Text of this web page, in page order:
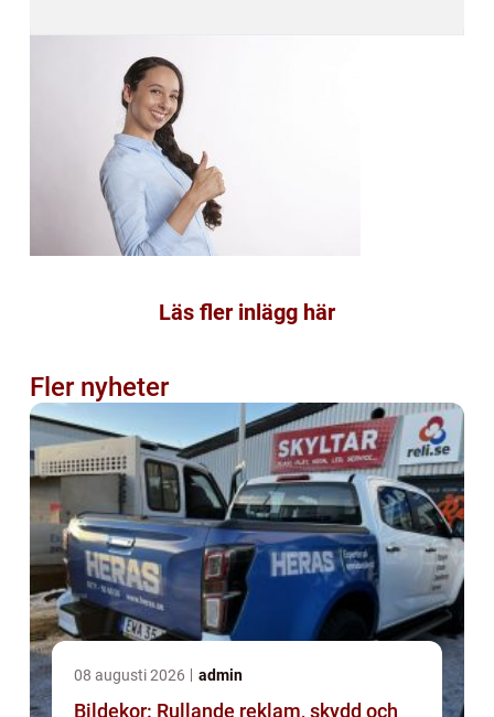
Läs fler inlägg här
Fler nyheter
08 augusti 2026 admin
Bildekor: Rullande reklam, skydd och